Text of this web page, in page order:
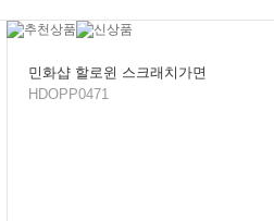
민화샵 할로윈 스크래치가면
HDOPP0471